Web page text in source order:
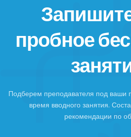
пробное
Подберем преподавателя под ваши
время вводного занятия.
рекомендации по